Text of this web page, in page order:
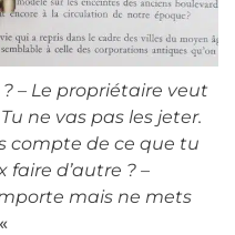
– Le propriétaire veut
ne vas pas les jeter.
compte de ce que tu
faire d’autre ? –
mais ne mets
«